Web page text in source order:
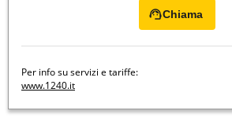
Chiama
Per info su servizi e tariffe:
www.1240.it